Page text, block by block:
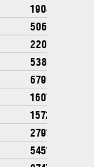
1904523
50600
220866
538798
679956
1607737
1572342
279194
545183